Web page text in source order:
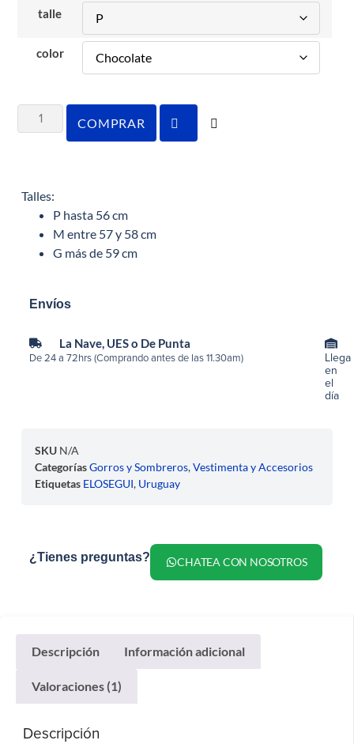
talle
color
COMPRAR
Talles:
P hasta 56 cm
M entre 57 y 58 cm
G más de 59 cm
Envíos
La Nave, UES o De Punta
De 24 a 72hrs (Comprando antes de las 11.30am)
Llega
en
el
día
SKU N/A
CategoríasGorros y Sombreros,Vestimenta y Accesorios
Etiquetas ELOSEGUI, Uruguay
¿Tienes preguntas? CHATEA CON NOSOTROS
Descripción Información adicional
Valoraciones (1)
Descripción